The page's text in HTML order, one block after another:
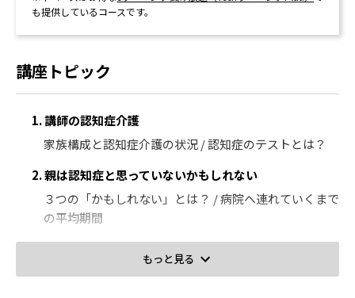
季節別 離れて暮らす親の介護の注意点 【春夏秋冬の介
化】
認知症の親を呼び寄せる？それとも故郷へUターン？
離れて暮らす親への罪悪感はどう解消する？ 【介護者
の無力感】
嫁や娘が介護する時代ではなくなった
4. 離れて暮らす親の介護の「お金」のこと
も提供しているコースです。
講座トピック
1. 講師の認知症介護
家族構成と認知症介護の状況 / 認知症のテストとは？
2. 親は認知症と思っていないかもしれない
３つの「かもしれない」とは？ / 病院へ連れていくまで
の平均期間
認知症とMCIの違い / MCIと認知症のサインの例 / MCI
もっと見る